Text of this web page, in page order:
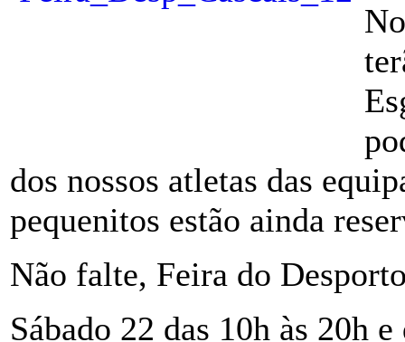
dos nossos atletas das
pequenitos estão ainda
Não falte, Feira do
Sábado 22 das 10h às 20h